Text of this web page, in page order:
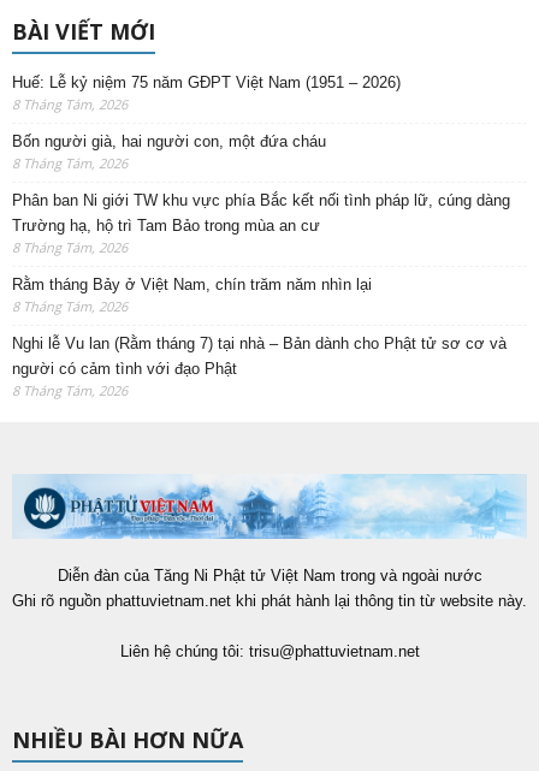
BÀI VIẾT MỚI
Huế: Lễ kỷ niệm 75 năm GĐPT Việt Nam (1951 – 2026)
8 Tháng Tám, 2026
Bốn người già, hai người con, một đứa cháu
8 Tháng Tám, 2026
Phân ban Ni giới TW khu vực phía Bắc kết nối tình pháp lữ, cúng dàng
Trường hạ, hộ trì Tam Bảo trong mùa an cư
8 Tháng Tám, 2026
Rằm tháng Bảy ở Việt Nam, chín trăm năm nhìn lại
8 Tháng Tám, 2026
Nghi lễ Vu lan (Rằm tháng 7) tại nhà – Bản dành cho Phật tử sơ cơ và
người có cảm tình với đạo Phật
8 Tháng Tám, 2026
Diễn đàn của Tăng Ni Phật tử Việt Nam trong và ngoài nước
Ghi rõ nguồn phattuvietnam.net khi phát hành lại thông tin từ website này.
Liên hệ chúng tôi: trisu@phattuvietnam.net
NHIỀU BÀI HƠN NỮA